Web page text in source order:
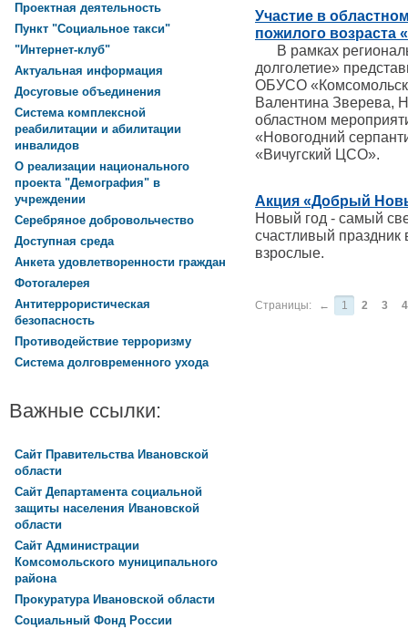
Участие в
пожилого возраста
В рамках
долголетие»
ОБУСО
Валентина Зверева,
областном
«Новогодний
«Вичугский ЦСО».
Акция «Добрый
Новый год - самый
счастливый праздник
взрослые.
Страницы: ← 1 2 3 4
Проектная деятельность
Пункт "Социальное такси"
"Интернет-клуб"
Актуальная информация
Досуговые объединения
Система комплексной
реабилитации и абилитации
инвалидов
О реализации национального
проекта "Демография" в
учреждении
Серебряное добровольчество
Доступная среда
Анкета удовлетворенности граждан
Фотогалерея
Антитеррористическая
безопасность
Противодействие терроризму
Система долговременного ухода
Важные ссылки:
Сайт Правительства Ивановской
области
Сайт Департамента социальной
защиты населения Ивановской
области
Сайт Администрации
Комсомольского муниципального
района
Прокуратура Ивановской области
Социальный Фонд России